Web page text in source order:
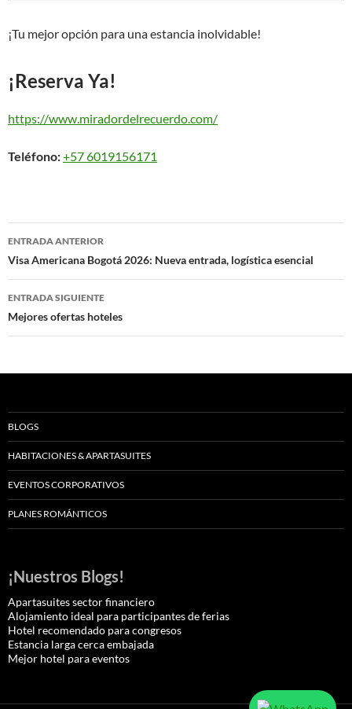
¡Tu mejor opción para una estancia inolvidable!
¡Reserva Ya!
https://www.miradordelrecuerdo.com/
Teléfono:+57 6019156171
Navegación
de
entradas
ENTRADA ANTERIOR
Visa Americana Bogotá 2026: Nueva entrada, logística esencial
ENTRADA SIGUIENTE
Mejores ofertas hoteles
BLOGS
HABITACIONES & APARTASUITES
EVENTOS CORPORATIVOS
PLANES ROMÁNTICOS
¡Nuestros Blogs!
Apartasuites sector financiero
Alojamiento ideal para participantes de ferias
Hotel recomendado para congresos
Estancia larga cerca embajada
Mejor hotel para eventos